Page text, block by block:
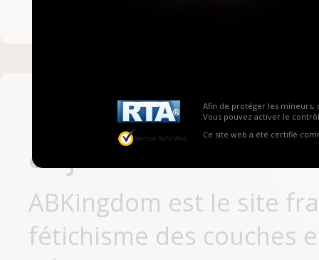
Afin de protéger les mineurs,
Vous pouvez activer le
Ce site web a été certifié
Pas encore
aujourd'hui
ABKingdom est le site
fétichisme des couches